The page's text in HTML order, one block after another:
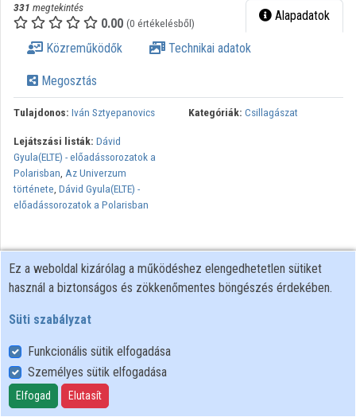
Megjelenés:
331 megtekintés
0.00 (0 értékelésből) Alapadatok
Közreműködők Technikai adatok
Megosztás
Tulajdonos: Iván Sztyepanovics Kategóriák: Csillagászat
Lejátszási listák: Dávid
Gyula(ELTE) - előadássorozatok a
Polarisban, Az Univerzum
története, Dávid Gyula(ELTE) -
előadássorozatok a Polarisban
Felhasználói szabályzat
Adatkezelési tájékoztató
Süti szabályzat
Ez a weboldal kizárólag a működéshez elengedhetetlen sütiket
használ a biztonságos és zökkenőmentes böngészés érdekében.
Süti szabályzat
Funkcionális sütik elfogadása
Személyes sütik elfogadása
Elfogad Elutasít